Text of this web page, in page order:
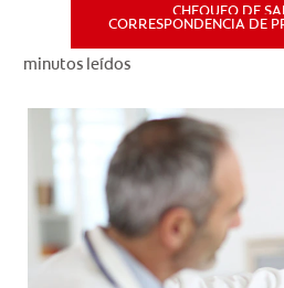
CHEQUEO DE
CORRESPONDENCIA DE
minutos leídos